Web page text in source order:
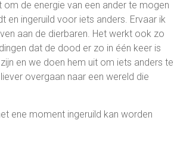
de energie van een ander te mogen
en ingeruild voor iets anders. Ervaar ik
aan de dierbaren. Het werkt ook zo
dat de dood er zo in één keer is
en we doen hem uit om iets anders te
overgaan naar een wereld die
ene moment ingeruild kan worden